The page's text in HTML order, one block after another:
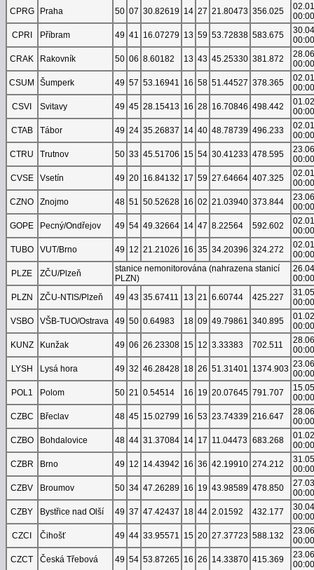
CPRG
Praha 50 07 30.82619 14 27 21.80473 356.025
00:00
CPRI
Příbram 49 41 16.07279 13 59 53.72838 583.675
00:00
CRAK
Rakovník 50 06 8.60182 13 43 45.25330 381.872
00:00
CSUM
Šumperk 49 57 53.16941 16 58 51.44527 378.365
00:00
CSVI
Svitavy 49 45 28.15413 16 28 16.70846 498.442
00:00
CTAB
Tábor 49 24 35.26837 14 40 48.78739 496.233
00:00
CTRU
Trutnov 50 33 45.51706 15 54 30.41233 478.595
00:00
CVSE
Vsetín 49 20 16.84132 17 59 27.64664 407.325
00:00
CZNO
Znojmo 48 51 50.52628 16 02 21.03940 373.844
00:00
GOPE
Pecný/Ondřejov 49 54 49.32664 14 47 8.22564 592.602
00:00
TUBO
VUT/Brno 49 12 21.21026 16 35 34.20396 324.272
00:00
PLZE
ZČU/Plzeň
stanice nemonitorována (nahrazena stanicí
PLZN)
00:00
PLZN
ZČU-NTIS/Plzeň 49 43 35.67411 13 21 6.60744 425.227
00:00
VSBO
VŠB-TUO/Ostrava 49 50 0.64983 18 09 49.79861 340.895
00:00
KUNZ
Kunžak 49 06 26.23308 15 12 3.33383 702.511
00:00
LYSH
Lysá hora 49 32 46.28428 18 26 51.31401 1374.903 00:00
POL1
Polom 50 21 0.54514 16 19 20.07645 791.707
00:00
CZBC
Břeclav 48 45 15.02799 16 53 23.74339 216.647
00:00
CZBO
Bohdalovice 48 44 31.37084 14 17 11.04473 683.268
00:00
CZBR
Brno 49 12 14.43942 16 36 42.19910 274.212
00:00
CZBV
Broumov 50 34 47.26289 16 19 43.98589 478.850
00:00
CZBY
Bystřice nad Olší 49 37 47.42437 18 44 2.01592 432.177
00:00
CZCI
Čihošť 49 44 33.95571 15 20 27.37723 588.132
00:00
CZCT
Česká Třebová 49 54 53.87265 16 26 14.33870 415.369
00:00